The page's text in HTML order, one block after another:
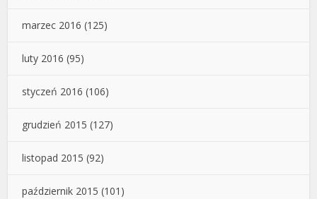
marzec 2016 (125)
luty 2016 (95)
styczeń 2016 (106)
grudzień 2015 (127)
listopad 2015 (92)
październik 2015 (101)